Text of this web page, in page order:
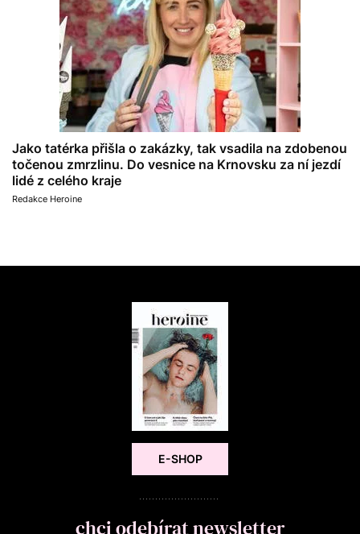
Jako tatérka přišla o zakázky, tak vsadila na zdobenou
točenou zmrzlinu. Do vesnice na Krnovsku za ní jezdí
lidé z celého kraje
Redakce Heroine
E-SHOP
chci odebírat newsletter